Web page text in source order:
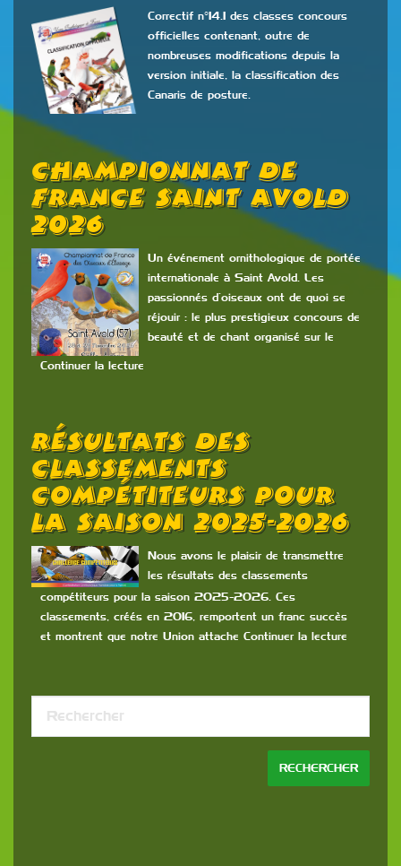
Correctif n°14.1 des classes concours
officielles contenant, outre de
nombreuses modifications depuis la
version initiale, la classification des
Canaris de posture.
Championnat De
France Saint Avold
2026
Un événement ornithologique de portée
internationale à Saint Avold. Les
passionnés d’oiseaux ont de quoi se
réjouir : le plus prestigieux concours de
beauté et de chant organisé sur le
Continuer la lecture
Résultats Des
Classements
Compétiteurs Pour
La Saison 2025-2026
Nous avons le plaisir de transmettre
les résultats des classements
compétiteurs pour la saison 2025-2026. Ces
classements, créés en 2016, remportent un franc succès
et montrent que notre Union attache Continuer la lecture